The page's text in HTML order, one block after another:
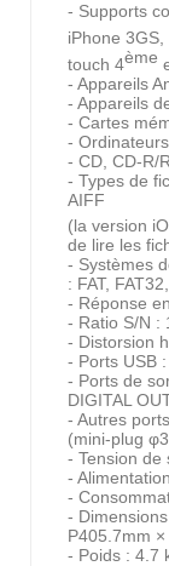
- Supports
iPhone
touch 4ème
- Appareils
- Appareils
- Cartes
-
- CD, CD-R/
- Types de
AIFF
(la version
de lire les
- Systèmes
: FAT,
- Réponse
- Ratio S/N :
- Distorsion
- Ports USB
- Ports de
DIGITAL
- Autres
(mini-plug
- Tension de
-
-
-
P405.7mm
- Poids : 4.7